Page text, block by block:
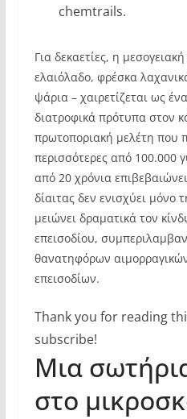
chemtrails.
Για δεκαετίες, η
ελαιόλαδο, φρέσκα
ψάρια – χαιρετίζεται ως
διατροφικά πρότυπα στον
πρωτοποριακή μελέτη που
περισσότερες από 100.000
από 20 χρόνια
δίαιτας δεν ενισχύει μόνο
μειώνει δραματικά τον
επεισοδίου,
θανατηφόρων
επεισοδίων.
Thank you for reading
subscribe!
Μια
στο